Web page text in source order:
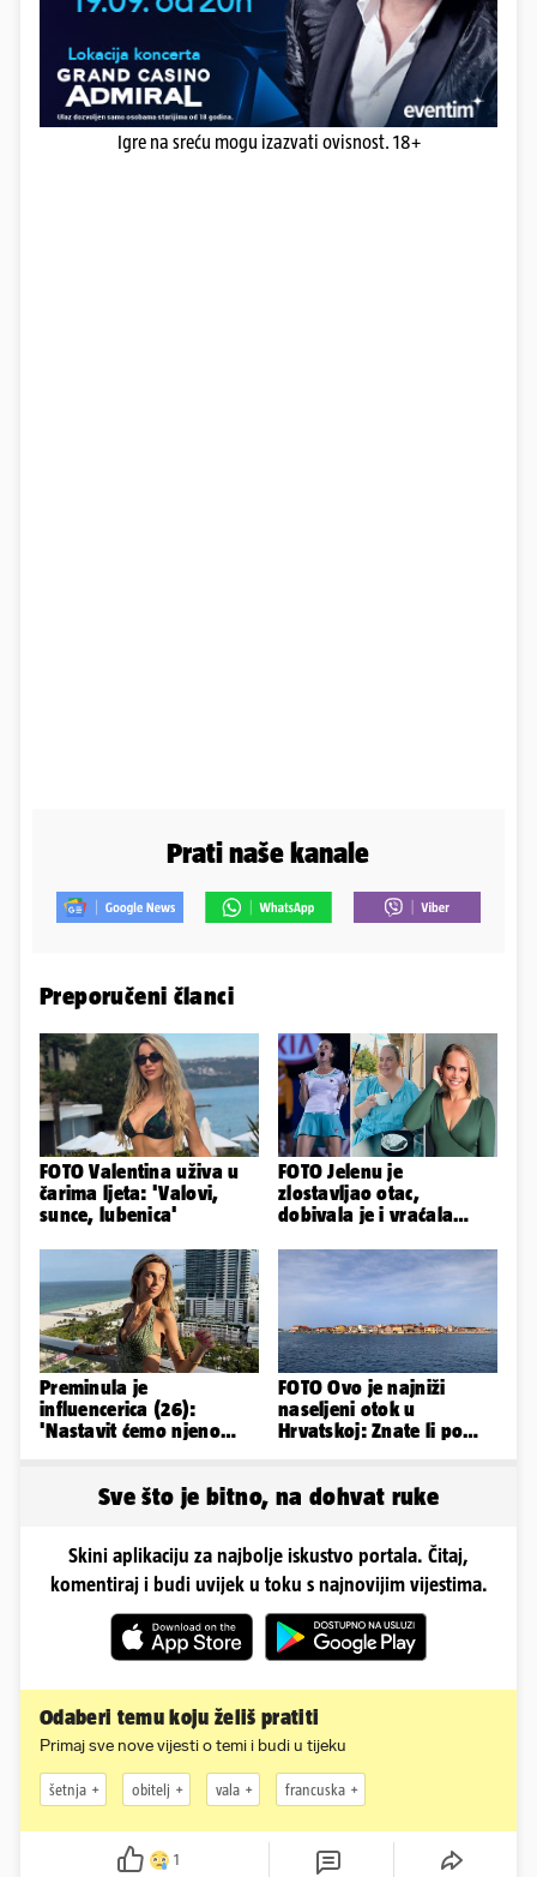
Igre na sreću mogu izazvati ovisnost. 18+
Prati naše kanale
Preporučeni članci
FOTO Valentina uživa u
čarima ljeta: 'Valovi,
sunce, lubenica'
FOTO Jelenu je
zlostavljao otac,
dobivala je i vraćala
tukao šakama'
Preminula je
influencerica (26):
'Nastavit ćemo njeno
FOTO Ovo je najniži
naseljeni otok u
Hrvatskoj: Znate li po
Sve što je bitno, na dohvat ruke
Skini aplikaciju za najbolje iskustvo portala. Čitaj,
komentiraj i budi uvijek u toku s najnovijim vijestima.
Odaberi temu koju želiš pratiti
Primaj sve nove vijesti o temi i budi u tijeku
šetnja obitelj vala francuska
1